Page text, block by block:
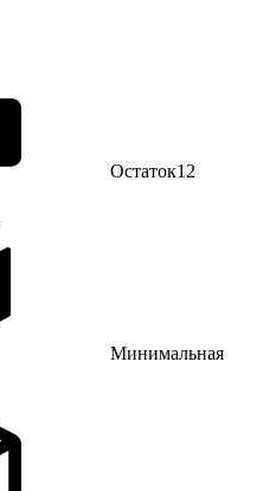
Остаток12
Минимальная